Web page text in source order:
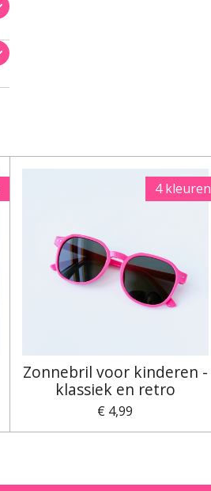
4 kleuren
Zonnebril voor kinderen -
klassiek en retro
€ 4,99